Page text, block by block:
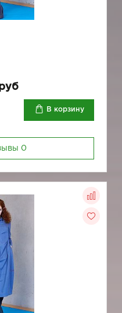
В корзину
0